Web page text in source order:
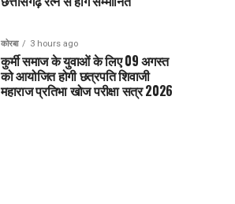
कोरबा 3 hours ago
कुर्मी समाज के युवाओं के लिए 09 अगस्त
को आयोजित होगी छत्रपति शिवाजी
महाराज प्रतिभा खोज परीक्षा सत्र 2026